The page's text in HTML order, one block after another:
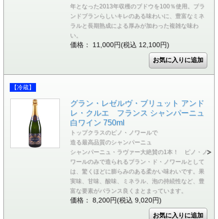
年となった2013年収穫のブドウを100％使用。ブラ
ンドブランらしいキレのある味わいに、豊富なミネ
ラルと長期熟成による厚みが加わった複雑な味わ
い。
価格： 11,000円(税込 12,100円)
【冷蔵】
グラン・レゼルヴ・ブリュット アンド
レ・クルエ フランス シャンパーニュ
白ワイン 750ml
トップクラスのピノ・ノワールで
造る最高品質のシャンパーニュ
シャンパーニュ・ラヴァー大絶賛の1本！ ピノ・ノ
ワールのみで造られるブラン・ド・ノワールとして
は、驚くほどに膨らみのある柔かい味わいです。果
実味、甘味、酸味、ミネラル、泡の持続性など、豊
富な要素がバランス良くまとまっています。
価格： 8,200円(税込 9,020円)